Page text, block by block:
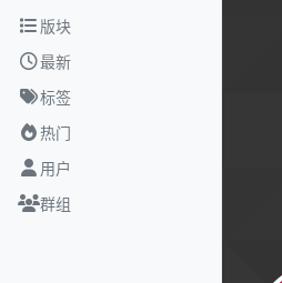
跳转至内容
版块
最新
标签
热门
用户
群组